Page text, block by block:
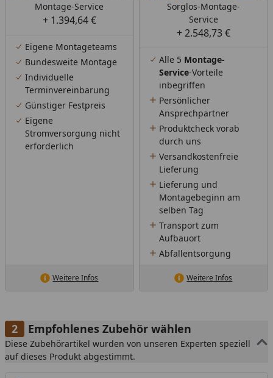
Montage-Service
+ 1.394,64 €
Eigene Montageteams
Bundesweite Montage
Individuelle
Terminvereinbarung
Günstiger Festpreis
Eigene
Stromversorgung nicht
erforderlich
Weitere Infos
Sorglos-Montage-
Service
+ 2.548,73 €
Alle 5 Montage-
Service-Vorteile
inbegriffen
Persönlicher
Ansprechpartner
Produktcheck vorab
durch uns
Versandkostenfreie
Lieferung
Lieferung und
Montagebeginn am
selben Tag
Transport zum
Aufbauort
Abfallentsorgung
Weitere Infos
Empfohlenes Zubehör wählen
Diese Zubehörartikel wurden von unseren Experten speziell
auf dieses Produkt abgestimmt.